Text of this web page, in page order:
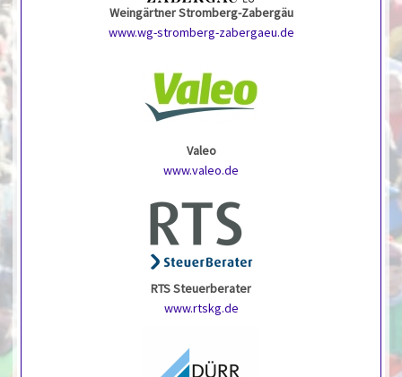
Weingärtner Stromberg-Zabergäu
www.wg-stromberg-zabergaeu.de
Valeo
www.valeo.de
RTS Steuerberater
www.rtskg.de